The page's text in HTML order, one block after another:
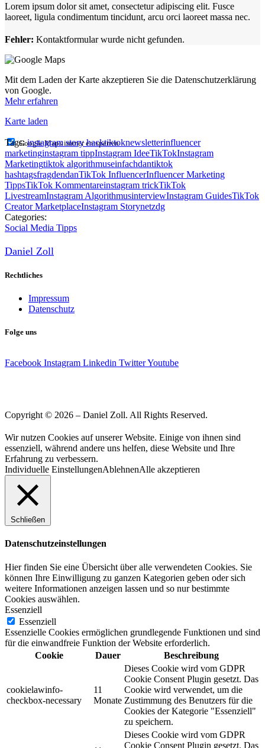
Lorem ipsum dolor sit amet, consectetur adipiscing elit. Fusce
laoreet, ligula condimentum tincidunt, arcu orci laoreet massa nec.
Fehler: Kontaktformular wurde nicht gefunden.
Mit dem Laden der Karte akzeptieren Sie die Datenschutzerklärung
von Google.
Mehr erfahren
Karte laden
Google Maps immer entsperren
Tags: instagram story hacktiktoknewsletterinfluencer
marketinginstagram tippInstagram IdeeTikTokInstagram
Marketingtiktok algorithmuseinfachdantiktok
hashtagsfragdendanTikTok InfluencerInfluencer Marketing
TippsTikTok Kommentareinstagram trickTikTok
LivestreamInstagram AlgorithmusinterviewInstagram GuidesTikTok
Creator MarketplaceInstagram Storynetzdg
Categories:
Social Media Tipps
Daniel Zoll
Rechtliches
Impressum
Datenschutz
Folge uns
Facebook Instagram Linkedin TwitterYoutube
Copyright © 2026 – Daniel Zoll. All Rights Reserved.
Wir nutzen Cookies auf unserer Website. Einige von ihnen sind
essenziell, während andere uns helfen, diese Website und Ihre
Erfahrung zu verbessern.
Individuelle EinstellungenAblehnenAlle akzeptieren
Schließen
Datenschutzeinstellungen
Hier finden Sie eine Übersicht über alle verwendeten Cookies. Sie
können Ihre Einwilligung zu ganzen Kategorien geben oder sich
weitere Informationen anzeigen lassen und so nur bestimmte
Cookies auswählen.
Essenziell
Essenziell
Essenzielle Cookies ermöglichen grundlegende Funktionen und sind
für die einwandfreie Funktion der Website erforderlich.
Cookie
Dauer Beschreibung
cookielawinfo-
checkbox-necessary
11
Monate
Dieses Cookie wird vom GDPR
Cookie Consent Plugin gesetzt. Das
Cookie wird verwendet, um die
Zustimmung des Benutzers für die
Cookies der Kategorie "Essenziell"
zu speichern.
Dieses Cookie wird vom GDPR
Cookie Consent Plugin gesetzt. Das